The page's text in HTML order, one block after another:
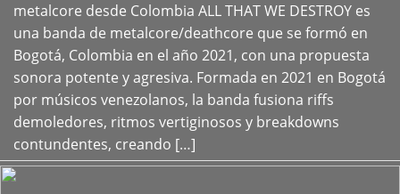
metalcore desde Colombia ALL THAT WE DESTROY es
una banda de metalcore/deathcore que se formó en
Bogotá, Colombia en el año 2021, con una propuesta
sonora potente y agresiva. Formada en 2021 en Bogotá
por músicos venezolanos, la banda fusiona riffs
demoledores, ritmos vertiginosos y breakdowns
contundentes, creando […]
+